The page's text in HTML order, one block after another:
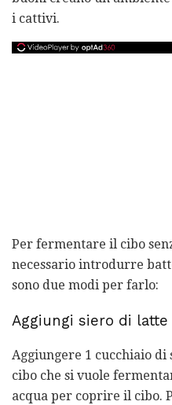
i cattivi.
Per fermentare il cibo
necessario introdurre
sono due modi per farlo:
Aggiungi siero di latte
Aggiungere 1 cucchiaio di
cibo che si vuole
acqua per coprire il cibo.